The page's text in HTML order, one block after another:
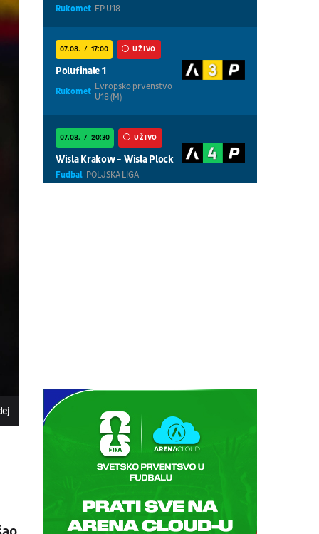
Rukomet EP U18
07.08. 17:00 UŽIVO
Polufinale 1
Rukomet Evropsko prvenstvo
U18 (M)
07.08. 20:30 UŽIVO
Wisla Krakow - Wisla Plock
Fudbal POLJSKA LIGA
07.08.
Mornar - Arsenal
CRNOGORSKA LIGA
UŽIVO
Željezničar - BSK Banja Luka